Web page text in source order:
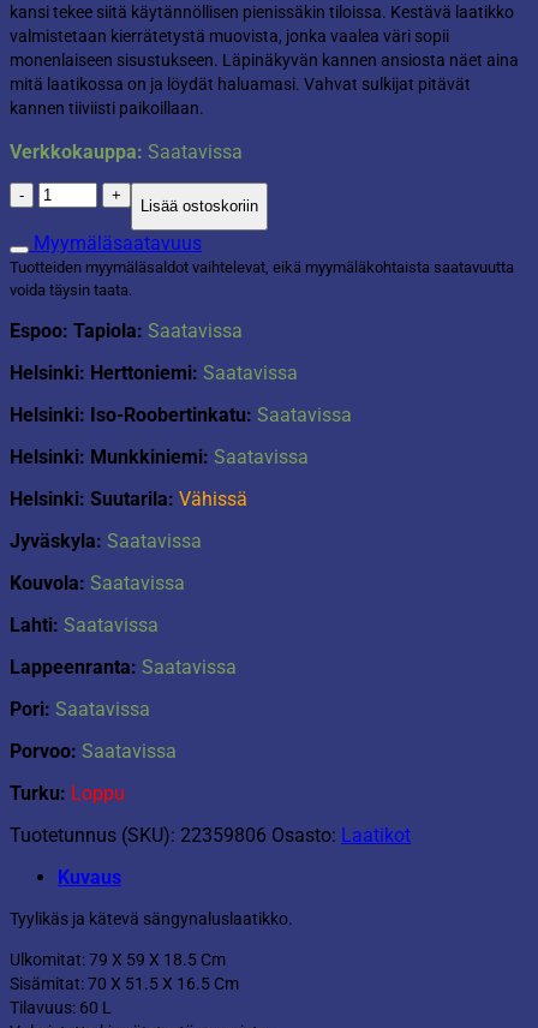
kansi tekee siitä käytännöllisen pienissäkin tiloissa. Kestävä laatikko
valmistetaan kierrätetystä muovista, jonka vaalea väri sopii
monenlaiseen sisustukseen. Läpinäkyvän kannen ansiosta näet aina
mitä laatikossa on ja löydät haluamasi. Vahvat sulkijat pitävät
kannen tiiviisti paikoillaan.
Verkkokauppa: Saatavissa
Smartstore
Bedroller
60
l
sängynaluslaatikko
määrä
Lisää ostoskoriin
Myymäläsaatavuus
Tuotteiden myymäläsaldot vaihtelevat, eikä myymäläkohtaista saatavuutta
voida täysin taata.
Espoo: Tapiola: Saatavissa
Helsinki: Herttoniemi: Saatavissa
Helsinki: Iso-Roobertinkatu: Saatavissa
Helsinki: Munkkiniemi: Saatavissa
Helsinki: Suutarila: Vähissä
Jyväskyla: Saatavissa
Kouvola: Saatavissa
Lahti: Saatavissa
Lappeenranta: Saatavissa
Pori: Saatavissa
Porvoo: Saatavissa
Turku: Loppu
Tuotetunnus (SKU): 22359806 Osasto: Laatikot
Kuvaus
Tyylikäs ja kätevä sängynaluslaatikko.
Ulkomitat: 79 X 59 X 18.5 Cm
Sisämitat: 70 X 51.5 X 16.5 Cm
Tilavuus: 60 L